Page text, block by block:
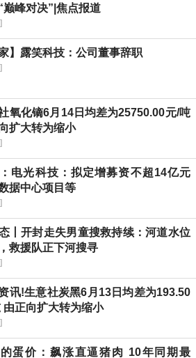
“巅峰对决”|焦点报道
家】露笑科技：公司董事辞职
氧化镝6月14日均差为25750.00元/吨
扩大转为缩小
电光科技：拟定增募资不超14亿元
据中心项目等
丨开封走失男童搜救持续：河道水位
救援队正下河搜寻
讯!生意社炭黑6月13日均差为193.50
由正向扩大转为缩小
蛋价：飙涨直逼猪肉 10年同期最